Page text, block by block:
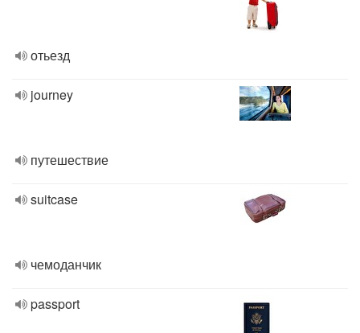
отьезд
journey
путешествие
suitcase
чемоданчик
passport